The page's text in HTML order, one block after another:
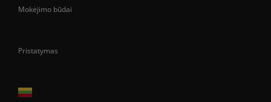
Mokėjimo būdai
Pristatymas